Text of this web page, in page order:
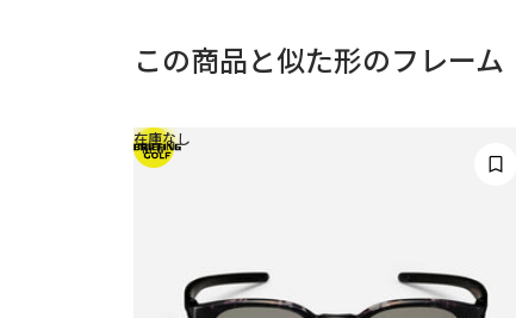
この商品と似た形のフレーム
NEW
在庫なし